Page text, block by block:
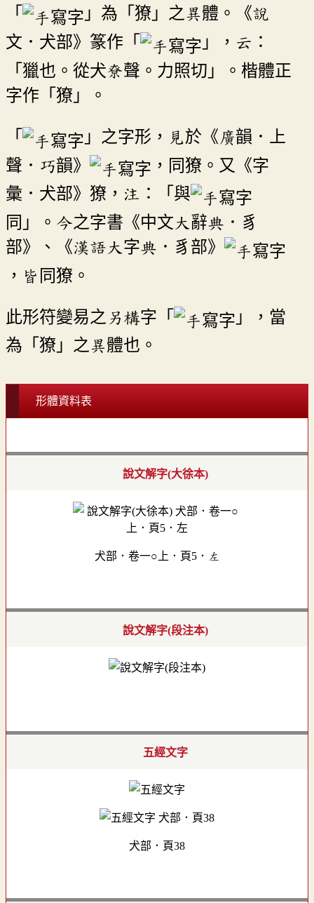
「
」為「獠」之異體。《說
文．犬部》篆作「
」，云：
「獵也。從犬尞聲。力照切」。楷體正
字作「獠」。
「
」之字形，見於《廣韻．上
聲．巧韻》
，同獠。又《字
彙．犬部》獠，注：「與
同」。今之字書《中文大辭典．豸
部》、《漢語大字典．豸部》
，皆同獠。
此形符變易之另構字「
」，當
為「獠」之異體也。
形體資料表
說文解字(大徐本)
犬部．卷一○上．頁5．左
說文解字(段注本)
五經文字
犬部．頁38